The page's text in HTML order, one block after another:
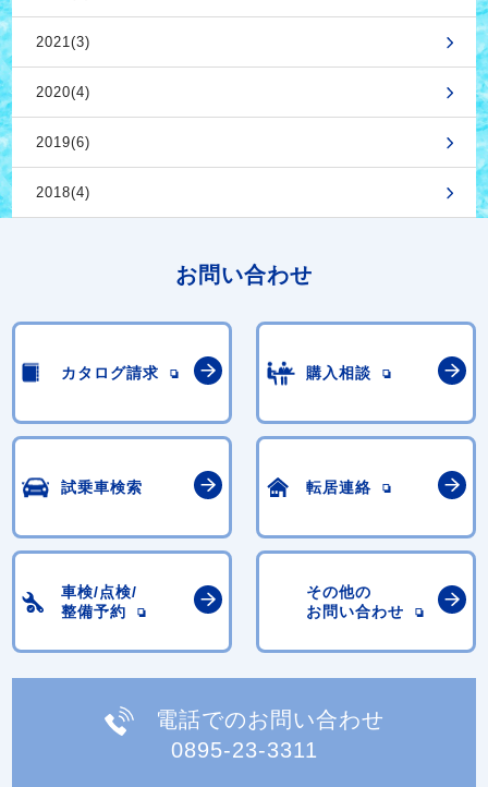
2021(3)
2020(4)
2019(6)
2018(4)
お問い合わせ
カタログ請求 購入相談
試乗車検索 転居連絡
車検/点検/
整備予約
その他の
お問い合わせ
電話でのお問い合わせ
0895-23-3311